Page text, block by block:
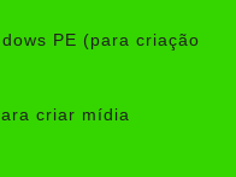
PE (para criação
criar mídia